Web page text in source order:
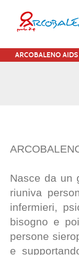
ARCOBALENO
Nasce da un
riuniva
infermieri,
bisogno e
persone
e